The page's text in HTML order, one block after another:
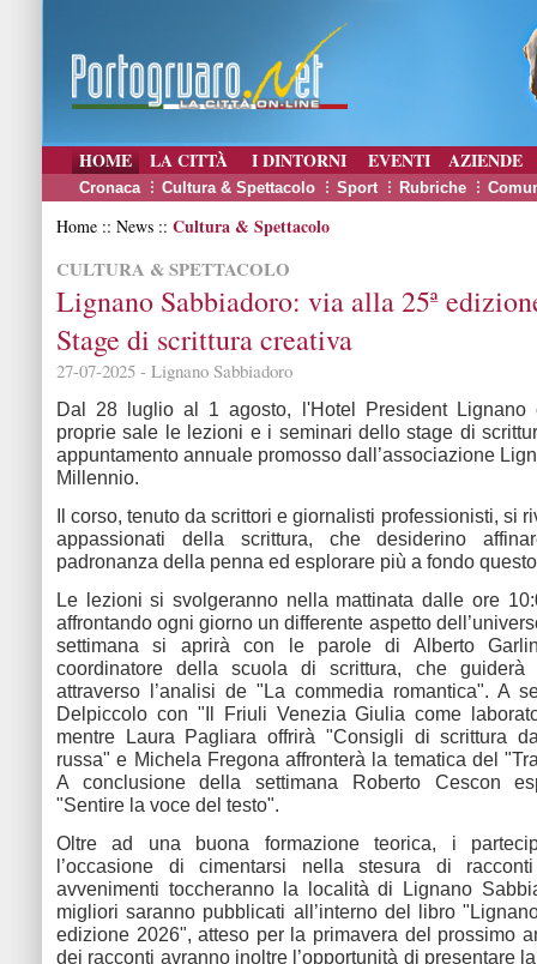
HOME LA CITTÀ I DINTORNI EVENTI AZIENDE
Cronaca Cultura & Spettacolo Sport Rubriche
Home :: News :: Cultura & Spettacolo
CULTURA & SPETTACOLO
Lignano Sabbiadoro: via alla 25ª
Stage di scrittura creativa
27-07-2025 - Lignano Sabbiadoro
Dal 28 luglio al 1 agosto, l'Hotel President Lignano
proprie sale le lezioni e i seminari dello stage di
appuntamento annuale promosso dall’associazione
Millennio.
Il corso, tenuto da scrittori e giornalisti professionisti, si
appassionati della scrittura, che desiderino
padronanza della penna ed esplorare più a fondo
Le lezioni si svolgeranno nella mattinata dalle ore
affrontando ogni giorno un differente aspetto
settimana si aprirà con le parole di Alberto
coordinatore della scuola di scrittura, che guiderà
attraverso l’analisi de "La commedia romantica". A
Delpiccolo con "Il Friuli Venezia Giulia come
mentre Laura Pagliara offrirà "Consigli di scrittura
russa" e Michela Fregona affronterà la tematica del
A conclusione della settimana Roberto Cescon
"Sentire la voce del testo".
Oltre ad una buona formazione teorica, i
l’occasione di cimentarsi nella stesura di
avvenimenti toccheranno la località di Lignano
migliori saranno pubblicati all’interno del libro
edizione 2026", atteso per la primavera del prossimo
dei racconti avranno inoltre l’opportunità di presentare